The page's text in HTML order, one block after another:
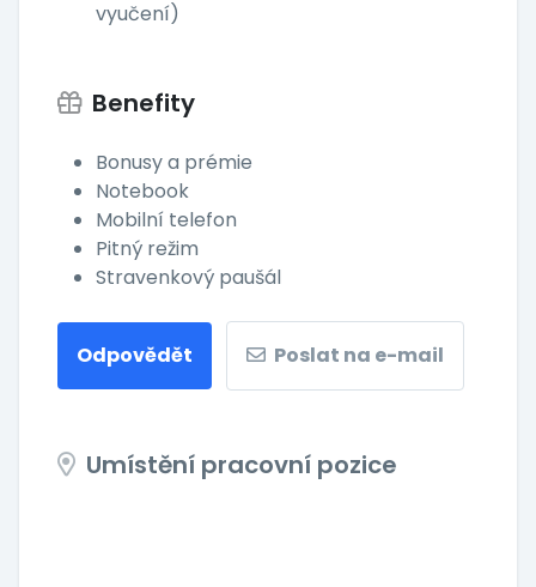
vyučení)
Benefity
Bonusy a prémie
Notebook
Mobilní telefon
Pitný režim
Stravenkový paušál
Odpovědět Poslat na e-mail
Umístění pracovní pozice